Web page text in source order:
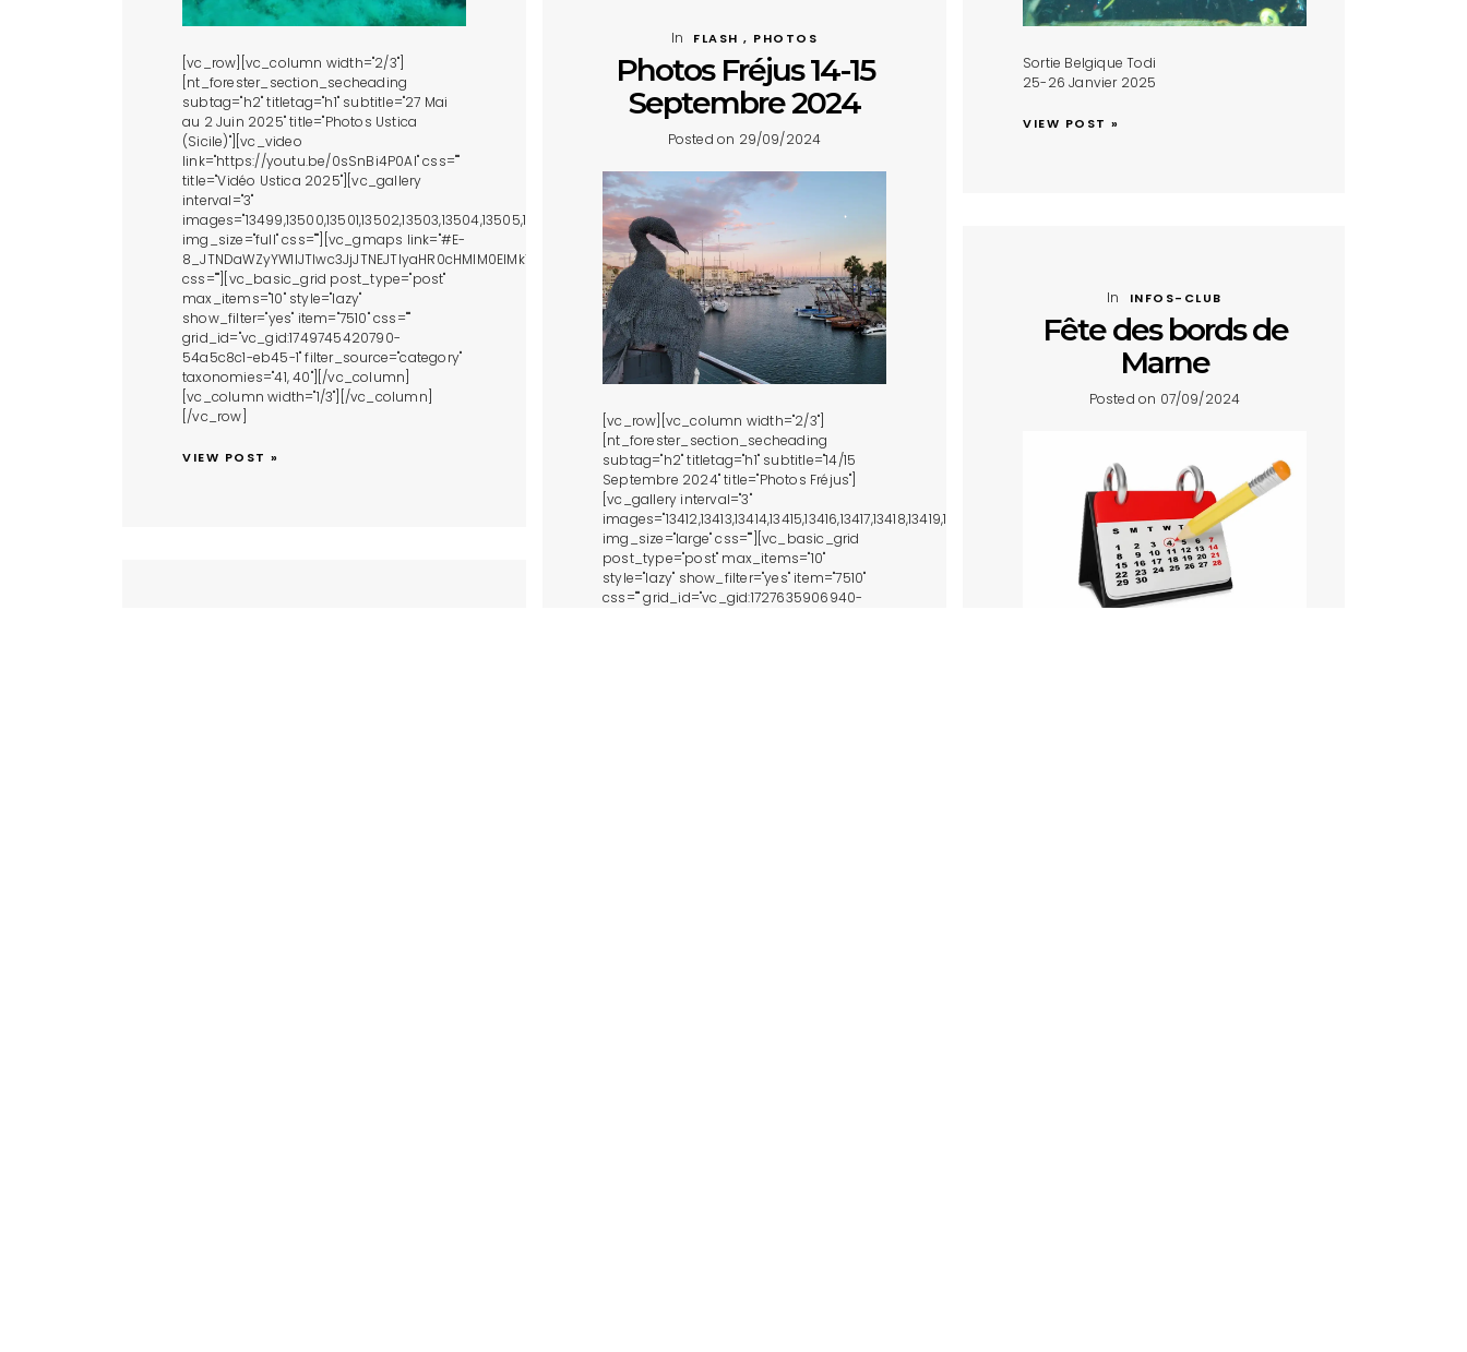
[vc_row][vc_column width="2/3"]
[nt_forester_section_secheading
subtag="h2" titletag="h1" subtitle="27 Mai
au 2 Juin 2025" title="Photos Ustica
(Sicile)"][vc_video
link="https://youtu.be/0sSnBi4P0AI" css=""
title="Vidéo Ustica 2025"][vc_gallery
interval="3"
images="13499,13500,13501,13502,13503,13504,13505,13506,13507,13508,13509,13510,13511,13512,13513,13514,13515,13516,13517,13518,13519,13520,13521,13522,13523,13524,13525,13526,13527"
img_size="full" css=""][vc_gmaps link="#E-
css=""][vc_basic_grid post_type="post"
max_items="10" style="lazy"
show_filter="yes" item="7510" css=""
grid_id="vc_gid:1749745420790-
54a5c8c1-eb45-1" filter_source="category"
taxonomies="41, 40"][/vc_column]
[vc_column width="1/3"][/vc_column]
[/vc_row]
VIEW POST »
Sortie Belgique Todi
25-26 Janvier 2025
VIEW POST »
In FLASH , PHOTOS
Photos Fréjus 14-15
Septembre 2024
Posted on 29/09/2024
[vc_row][vc_column width="2/3"]
[nt_forester_section_secheading
subtag="h2" titletag="h1" subtitle="14/15
Septembre 2024" title="Photos Fréjus"]
[vc_gallery interval="3"
img_size="large" css=""][vc_basic_grid
post_type="post" max_items="10"
style="lazy" show_filter="yes" item="7510"
css="" grid_id="vc_gid:1727635906940-
In INFOS-CLUB
Fête des bords de
Marne
Posted on 07/09/2024